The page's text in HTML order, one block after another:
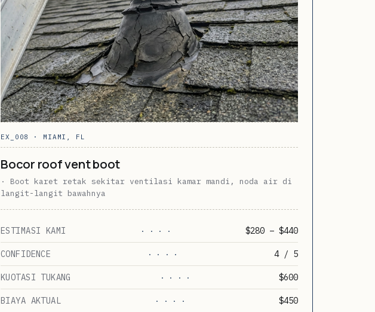
EX_008 · MIAMI, FL
Bocor roof vent boot
· Boot karet retak sekitar ventilasi kamar mandi, noda air di
langit-langit bawahnya
ESTIMASI KAMI · · · · $280 – $440
CONFIDENCE · · · · 4 / 5
KUOTASI TUKANG · · · · $600
BIAYA AKTUAL · · · · $450